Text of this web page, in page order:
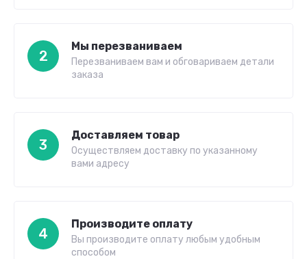
2
Мы перезваниваем
Перезваниваем вам и обговариваем детали
заказа
3
Доставляем товар
Осуществляем доставку по указанному
вами адресу
4
Производите оплату
Вы производите оплату любым удобным
способом